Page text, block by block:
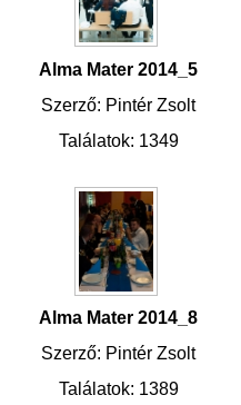
Alma Mater 2014_5
Szerző: Pintér Zsolt
Találatok: 1349
Alma Mater 2014_8
Szerző: Pintér Zsolt
Találatok: 1389